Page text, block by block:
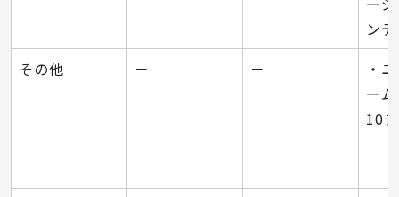
ン
その他
－ －
・
ー
10